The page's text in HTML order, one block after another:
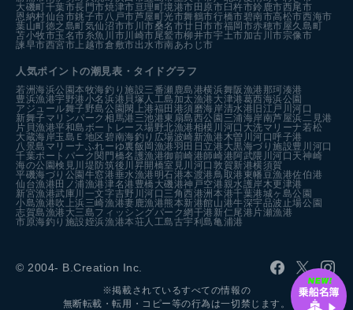
大磯町千葉市長門市焼津市亘理町境港市 田原市 臼杵市鈴鹿市西尾市
恩納村仙台市銚子市八戸市芦屋町光市舞鶴市行橋市碧南市高松市西海市
葉山町徳之島町気仙沼市市川市桑名市廿日市市福岡市赤穂市屋久島町
苫小牧市玉名市糸魚川市川崎市尾鷲市柳井市宇土市加古川市宗像市
諫早市西宮市 上越市倉敷市出水市南あわじ市
人気ポイントの潮見表・タイドグラフ
若洲海浜公園本牧海釣り施設三番瀬 鹿島港横浜舞阪漁港 那珂湊港
豊浜漁港宇野港小名浜港 貝塚人工島 加太漁港 大津港葛西海浜公園
アジュール舞子野島公園 閖上港福田港須磨海岸清水港 旧江戸川河口
新舞子マリンパーク 相馬港 三池港東扇島西公園 三浦海岸南芦屋浜二見港
片貝漁港平和島ボートレース場野北漁港相模川河口 大洗マリーナ若松
大蔵海岸玉島Ｅ地区 碧南海釣り広場波崎新漁港木曽川河口 呼子港
八景島マリーナふれーゆ裏飯岡漁港羽田 日立港 大黒海づり施設豊川河口
千葉ポートパーク 関門橋名護漁港御前崎港師崎港 阿武隈川河口 天神崎
海の公園検見川堤防筑後川昇開橋室見川河口敦賀新港横須賀
平磯海づり公園 牛窓港垂水漁港 明石港本渡港鳥取港 東幡豆漁港佐伯港
仙台漁港 田ノ浦漁港津名港 豊橋 大磯港神戸空港親水護岸木更津港
新宮漁港武庫川一文字吉野川河口 三角西港洲本港千葉港城ヶ島公園
小島漁港吹上浜三崎漁港妻鹿漁港熊本新港館山港牛深宇品波止場公園
志賀島漁港 大三島フィッシングパーク網干港 新仁尾港 片瀬漁港
市原海釣り施設姪浜漁港本荘人工島古宇利島亀浦港
© 2004- B.Creation Inc.
※掲載されているすべての情報の
無断転載・転用・コピー等の行為は一切禁じます。